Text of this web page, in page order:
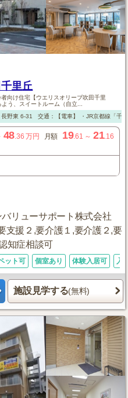
里丘
向け住宅【ウエリスオリーブ吹田千里
う、スイートルーム（自立...
野東 6-31 交通：【電車】 ・JR京都線「千
48 .36 万円 月額 19.61 ～ 21.16
バリューサポート株式会社
支援２,要介護１,要介護２,要
知症相談可
ット可 個室あり 体験入居可 入
施設見学する(無料)